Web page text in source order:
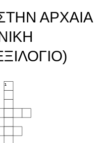
ΑΡΧΑΙΑ
1